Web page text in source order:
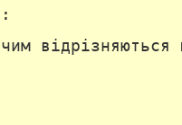
відрізняються